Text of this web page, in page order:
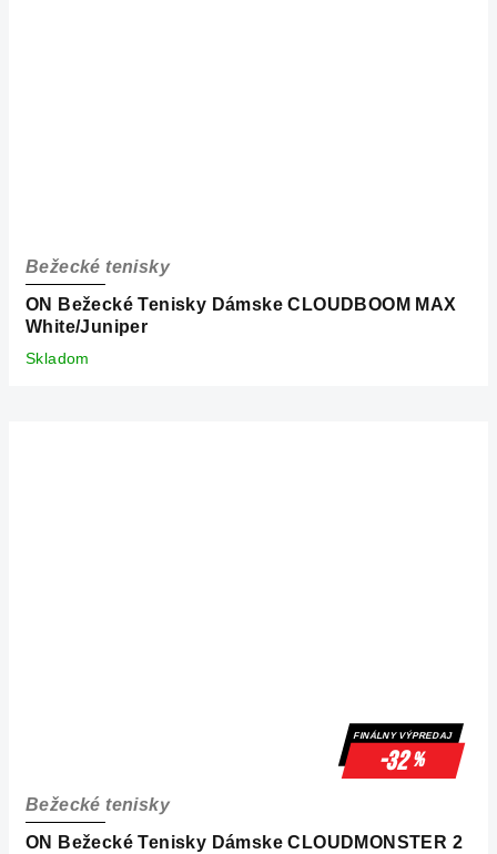
ON Bežecké Tenisky Dámske CLOUDBOOM MAX
White/Juniper
Bežecké tenisky
Skladom
FINÁLNY VÝPREDAJ
-32%
ON Bežecké Tenisky Dámske CLOUDMONSTER 2
Bežecké tenisky